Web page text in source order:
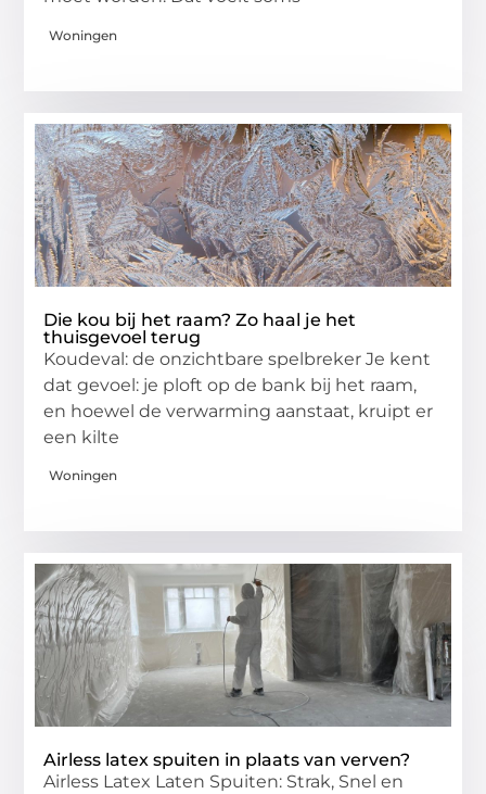
Woningen
Die kou bij het raam? Zo haal je het
thuisgevoel terug
Koudeval: de onzichtbare spelbreker Je kent
dat gevoel: je ploft op de bank bij het raam,
en hoewel de verwarming aanstaat, kruipt er
een kilte
Woningen
Airless latex spuiten in plaats van verven?
Airless Latex Laten Spuiten: Strak, Snel en